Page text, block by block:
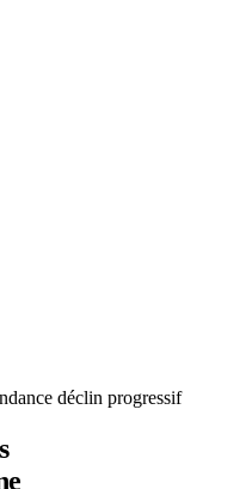
déclin progressif